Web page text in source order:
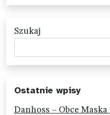
Szukaj
Ostatnie wpisy
Danhoss – Obce Maska